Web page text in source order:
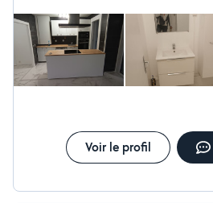
Voir le profil